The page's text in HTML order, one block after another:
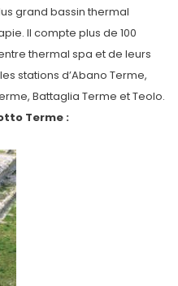
grand bassin thermal
Il compte plus de 100
thermal spa et de leurs
stations d’Abano Terme,
Battaglia Terme et Teolo.
Terme :